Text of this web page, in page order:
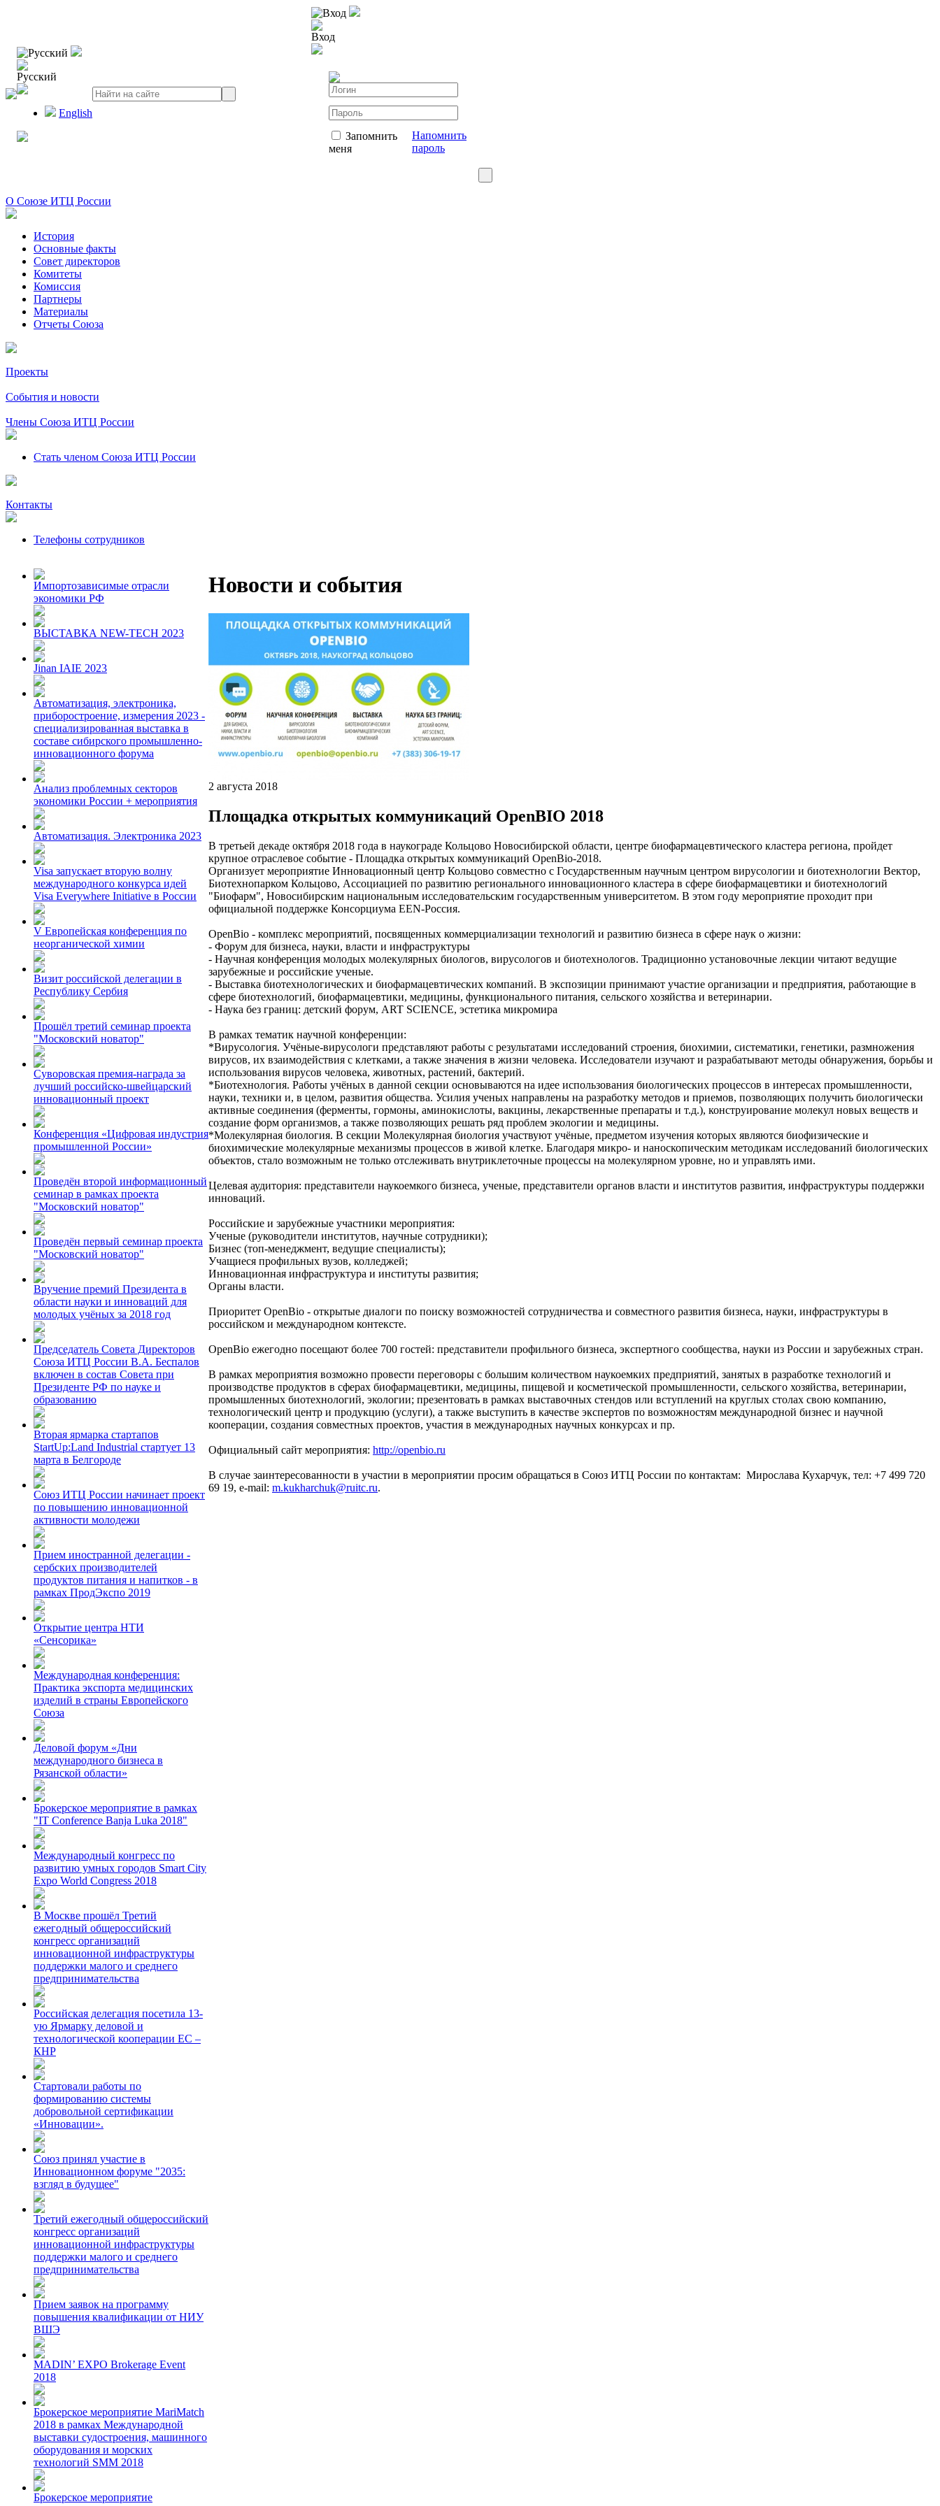
Русский
Русский
English
Вход
Вход
Запомнить
меня
Напомнить
пароль
О Союзе ИТЦ России
История
Основные факты
Совет директоров
Комитеты
Комиссия
Партнеры
Материалы
Отчеты Союза
Проекты
События и новости
Члены Союза ИТЦ России
Стать членом Союза ИТЦ России
Контакты
Телефоны сотрудников
Импортозависимые отрасли
экономики РФ
ВЫСТАВКА NEW-TECH 2023
Jinan IAIE 2023
Автоматизация, электроника,
приборостроение, измерения 2023 -
специализированная выставка в
составе сибирского промышленно-
инновационного форума
Анализ проблемных секторов
экономики России + мероприятия
Автоматизация. Электроника 2023
Visa запускает вторую волну
международного конкурса идей
Visa Everywhere Initiative в России
V Европейская конференция по
неорганической химии
Визит российской делегации в
Республику Сербия
Прошёл третий семинар проекта
"Московский новатор"
Суворовская премия-награда за
лучший российско-швейцарский
инновационный проект
Конференция «Цифровая индустрия
промышленной России»
Проведён второй информационный
семинар в рамках проекта
"Московский новатор"
Проведён первый семинар проекта
"Московский новатор"
Вручение премий Президента в
области науки и инноваций для
молодых учёных за 2018 год
Председатель Совета Директоров
Союза ИТЦ России В.А. Беспалов
включен в состав Совета при
Президенте РФ по науке и
образованию
Вторая ярмарка стартапов
StartUp:Land Industrial стартует 13
марта в Белгороде
Союз ИТЦ России начинает проект
по повышению инновационной
активности молодежи
Прием иностранной делегации -
сербских производителей
продуктов питания и напитков - в
рамках ПродЭкспо 2019
Открытие центра НТИ
«Сенсорика»
Международная конференция:
Практика экспорта медицинских
изделий в страны Европейского
Союза
Деловой форум «Дни
международного бизнеса в
Рязанской области»
Брокерское мероприятие в рамках
"IT Conference Banja Luka 2018"
Международный конгресс по
развитию умных городов Smart City
Expo World Congress 2018
В Москве прошёл Третий
ежегодный общероссийский
конгресс организаций
инновационной инфраструктуры
поддержки малого и среднего
предпринимательства
Российская делегация посетила 13-
ую Ярмарку деловой и
технологической кооперации ЕС –
КНР
Стартовали работы по
формированию системы
добровольной сертификации
«Инновации».
Союз принял участие в
Инновационном форуме "2035:
взгляд в будущее"
Третий ежегодный общероссийский
конгресс организаций
инновационной инфраструктуры
поддержки малого и среднего
предпринимательства
Прием заявок на программу
повышения квалификации от НИУ
ВШЭ
MADIN’ EXPO Brokerage Event
2018
Брокерское мероприятие MariMatch
2018 в рамках Международной
выставки судостроения, машинного
оборудования и морских
технологий SMM 2018
Брокерское мероприятие
Новости и события
2 августа 2018
Площадка открытых коммуникаций OpenBIO 2018
В третьей декаде октября 2018 года в наукограде Кольцово Новосибирской области, центре биофармацевтического кластера региона, пройдет
крупное отраслевое событие - Площадка открытых коммуникаций OpenBio-2018.
Организует мероприятие Инновационный центр Кольцово совместно с Государственным научным центром вирусологии и биотехнологии Вектор,
Биотехнопарком Кольцово, Ассоциацией по развитию регионального инновационного кластера в сфере биофармацевтики и биотехнологий
"Биофарм", Новосибирским национальным исследовательским государственным университетом. В этом году мероприятие проходит при
официальной поддержке Консорциума EEN-Россия.
OpenBio - комплекс мероприятий, посвященных коммерциализации технологий и развитию бизнеса в сфере наук о жизни:
- Форум для бизнеса, науки, власти и инфраструктуры
- Научная конференция молодых молекулярных биологов, вирусологов и биотехнологов. Традиционно установочные лекции читают ведущие
зарубежные и российские ученые.
- Выставка биотехнологических и биофармацевтических компаний. В экспозиции принимают участие организации и предприятия, работающие в
сфере биотехнологий, биофармацевтики, медицины, функционального питания, сельского хозяйства и ветеринарии.
- Наука без границ: детский форум, ART SCIENCE, эстетика микромира
В рамках тематик научной конференции:
*Вирусология. Учёные-вирусологи представляют работы с результатами исследований строения, биохимии, систематики, генетики, размножения
вирусов, их взаимодействия с клетками, а также значения в жизни человека. Исследователи изучают и разрабатывают методы обнаружения, борьбы и
использования вирусов человека, животных, растений, бактерий.
*Биотехнология. Работы учёных в данной секции основываются на идее использования биологических процессов в интересах промышленности,
науки, техники и, в целом, развития общества. Усилия ученых направлены на разработку методов и приемов, позволяющих получить биологически
активные соединения (ферменты, гормоны, аминокислоты, вакцины, лекарственные препараты и т.д.), конструирование молекул новых веществ и
создание форм организмов, а также позволяющих решать ряд проблем экологии и медицины.
*Молекулярная биология. В секции Молекулярная биология участвуют учёные, предметом изучения которых являются биофизические и
биохимические молекулярные механизмы процессов в живой клетке. Благодаря микро- и наноскопическим методикам исследований биологических
объектов, стало возможным не только отслеживать внутриклеточные процессы на молекулярном уровне, но и управлять ими.
Целевая аудитория: представители наукоемкого бизнеса, ученые, представители органов власти и институтов развития, инфраструктуры поддержки
инноваций.
Российские и зарубежные участники мероприятия:
Ученые (руководители институтов, научные сотрудники);
Бизнес (топ-менеджмент, ведущие специалисты);
Учащиеся профильных вузов, колледжей;
Инновационная инфраструктура и институты развития;
Органы власти.
Приоритет OpenBio - открытые диалоги по поиску возможностей сотрудничества и совместного развития бизнеса, науки, инфраструктуры в
российском и международном контексте.
OpenBio ежегодно посещают более 700 гостей: представители профильного бизнеса, экспертного сообщества, науки из России и зарубежных стран.
В рамках мероприятия возможно провести переговоры с большим количеством наукоемких предприятий, занятых в разработке технологий и
производстве продуктов в сферах биофармацевтики, медицины, пищевой и косметической промышленности, сельского хозяйства, ветеринарии,
промышленных биотехнологий, экологии; презентовать в рамках выставочных стендов или вступлений на круглых столах свою компанию,
технологический центр и продукцию (услуги), а также выступить в качестве экспертов по возможностям международной бизнес и научной
кооперации, создания совместных проектов, участия в международных научных конкурсах и пр.
Официальный сайт мероприятия: http://openbio.ru
В случае заинтересованности в участии в мероприятии просим обращаться в Союз ИТЦ России по контактам: Мирослава Кухарчук, тел: +7 499 720
69 19, e-mail: m.kukharchuk@ruitc.ru.